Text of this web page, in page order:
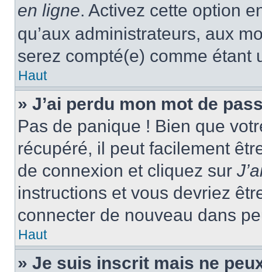
en ligne. Activez cette option
qu’aux administrateurs, aux
serez compté(e) comme étant
Haut
» J’ai perdu mon mot de
Pas de panique ! Bien que
récupéré, il peut facilement
de connexion et cliquez sur
instructions et vous devriez
connecter de nouveau dans
Haut
» Je suis inscrit mais ne